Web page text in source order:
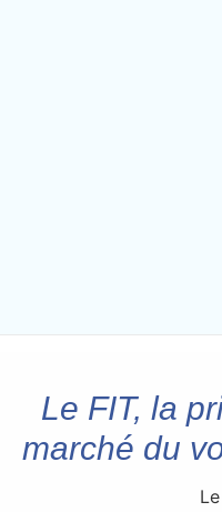
Le FIT, la
marché du